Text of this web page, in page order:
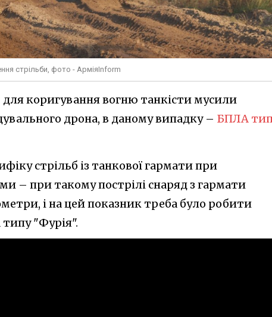
стрільби, фото - АрміяInform
для коригування вогню танкісти мусили
дрона, в даному випадку – БПЛА
стрільб із танкової гармати при
– при такому пострілі снаряд з гармати
і на цей показник треба було робити
"Фурія".